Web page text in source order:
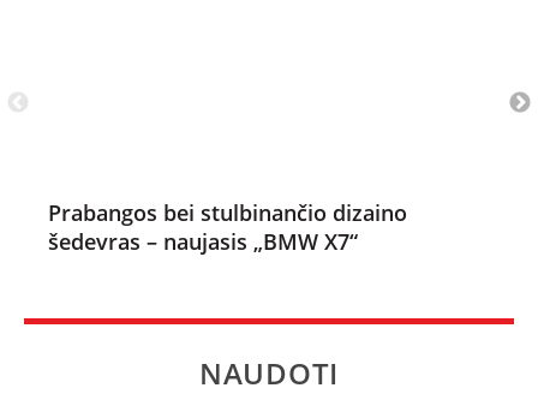
Prabangos bei stulbinančio dizaino
šedevras – naujasis „BMW X7“
NAUDOTI